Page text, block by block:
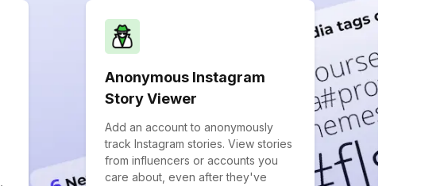
Anonymous Instagram
Story Viewer
Add an account to anonymously
track Instagram stories. View stories
from influencers or accounts you
care about, even after they've